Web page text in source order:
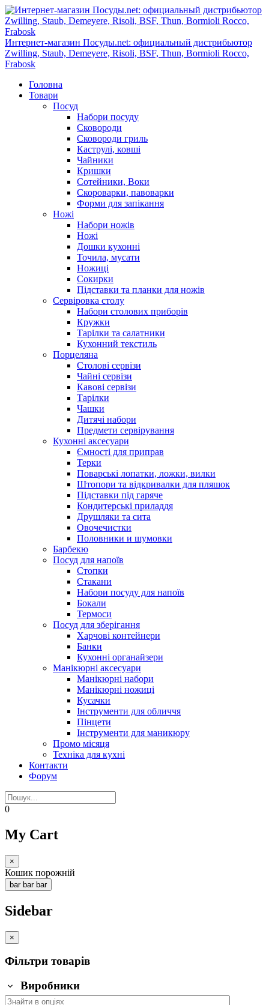
Интернет-магазин Посуды.net: официальный дистрибьютор
Zwilling, Staub, Demeyere, Risoli, BSF, Thun, Bormioli Rocco,
Frabosk
Головна
Товари
Посуд
Набори посуду
Сковороди
Сковороди гриль
Каструлі, ковші
Чайники
Кришки
Сотейники, Воки
Скороварки, павоварки
Форми для запікання
Ножі
Набори ножів
Ножі
Дошки кухонні
Точила, мусати
Ножиці
Сокирки
Підставки та планки для ножів
Сервіровка столу
Набори столових приборів
Кружки
Тарілки та салатники
Кухонний текстиль
Порцеляна
Столові сервізи
Чайні сервізи
Кавові сервізи
Тарілки
Чашки
Дитячі набори
Предмети сервірування
Кухонні аксесуари
Ємності для приправ
Терки
Поварські лопатки, ложки, вилки
Штопори та відкривалки для пляшок
Підставки під гаряче
Кондитерські приладдя
Друшляки та сита
Овочечистки
Половники и шумовки
Барбекю
Посуд для напоїв
Стопки
Стакани
Набори посуду для напоїв
Бокали
Термоси
Посуд для зберігання
Харчові контейнери
Банки
Кухонні органайзери
Манікюрні аксесуари
Манікюрні набори
Манікюрні ножиці
Кусачки
Інструменти для обличчя
Пінцети
Інструменти для маникюру
Промо місяця
Техніка для кухні
Контакти
Форум
0
My Cart
×
Кошик порожній
bar bar bar
Sidebar
×
Фільтри товарів
Виробники